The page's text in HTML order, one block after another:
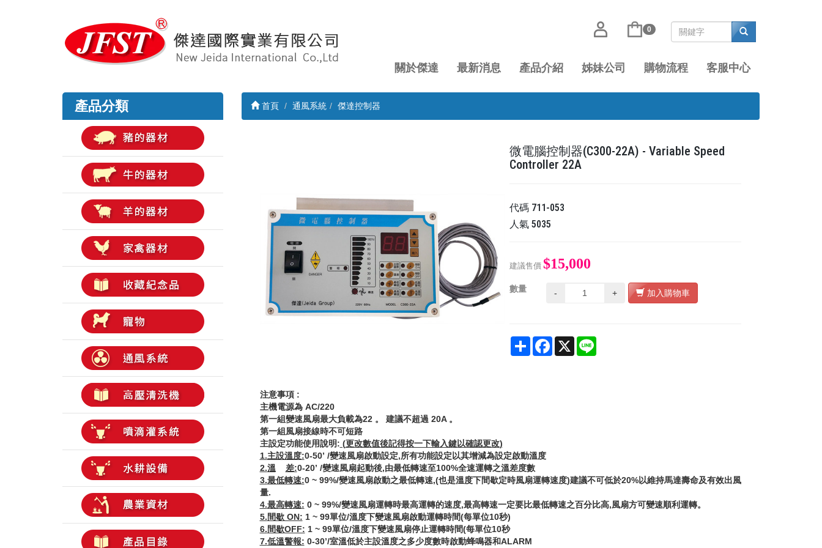
0
關於傑達 最新消息 產品介紹 姊妹公司 購物流程 客服中心
產品分類 首頁 通風系統 傑達控制器
微電腦控制器(C300-22A) - Variable Speed
Controller 22A
代碼 711-053
人氣5035
建議售價 $15,000
數量 - + 加入購物車
Share Facebook
X
注意事項:
主機電源為AC/220
第一組變速風扇最大負載為22 。 建議不超過 20A 。
第一組風扇接線時不可短路
主設定功能使用說明: (更改數值後記得按一下輸入鍵以確認更改)
1.主設溫度:0-50’ /變速風扇啟動設定,所有功能設定以其增減為設定啟動溫度
2.溫 差:0-20’ /變速風扇起動後,由最低轉速至100%全速運轉之溫差度數
3.最低轉速:0 ~ 99%/變速風扇啟動之最低轉速,(也是溫度下間歇定時風扇運轉速度)建議不可低於20%以維持馬達壽命及有效出風
量.
4.最高轉速: 0 ~ 99%/變速風扇運轉時最高運轉的速度,最高轉速一定要比最低轉速之百分比高,風扇方可變速順利運轉。
5.間歇ON: 1 ~ 99單位/溫度下變速風扇啟動運轉時間(每單位10秒)
6.間歇OFF: 1 ~ 99單位/溫度下變速風扇停止運轉時間(每單位10秒
7.低溫警報: 0-30’/室溫低於主設溫度之多少度數時啟動蜂鳴器和ALARM